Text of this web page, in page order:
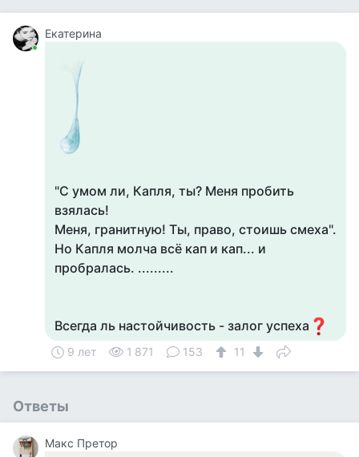
Екатерина
"С умом ли, Капля, ты? Меня пробить
взялась!
Меня, гранитную! Ты, право, стоишь смеха".
Но Капля молча всё кап и кап... и
пробралась. .........
Всегда ль настойчивость - залог успеха
9 лет 1 871 153 11
Ответы
Макс Претор